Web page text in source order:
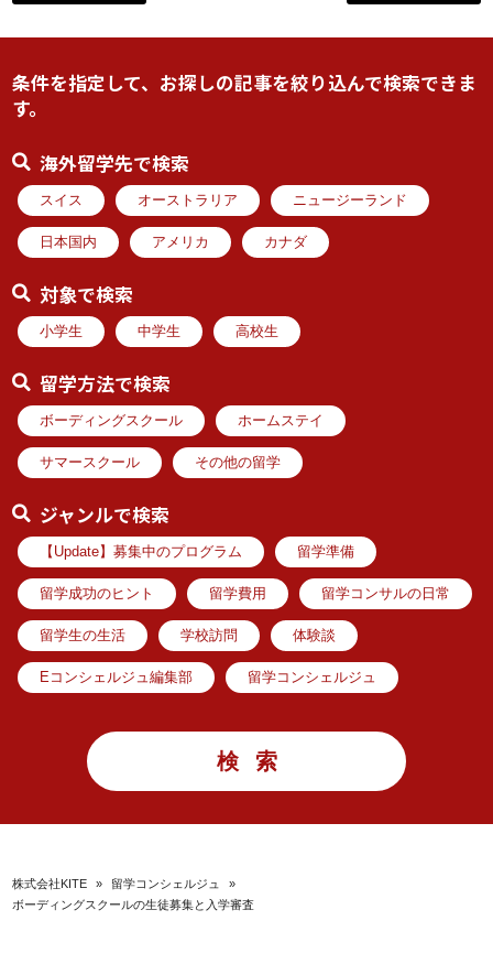
条件を指定して、お探しの記事を絞り込んで検索できま
す。
海外留学先で検索
スイス オーストラリア ニュージーランド
日本国内 アメリカ カナダ
対象で検索
小学生 中学生 高校生
留学方法で検索
ボーディングスクール ホームステイ
サマースクール その他の留学
ジャンルで検索
【Update】募集中のプログラム 留学準備
留学成功のヒント 留学費用 留学コンサルの日常
留学生の生活 学校訪問 体験談
Eコンシェルジュ編集部 留学コンシェルジュ
株式会社KITE » 留学コンシェルジュ
»
ボーディングスクールの生徒募集と入学審査